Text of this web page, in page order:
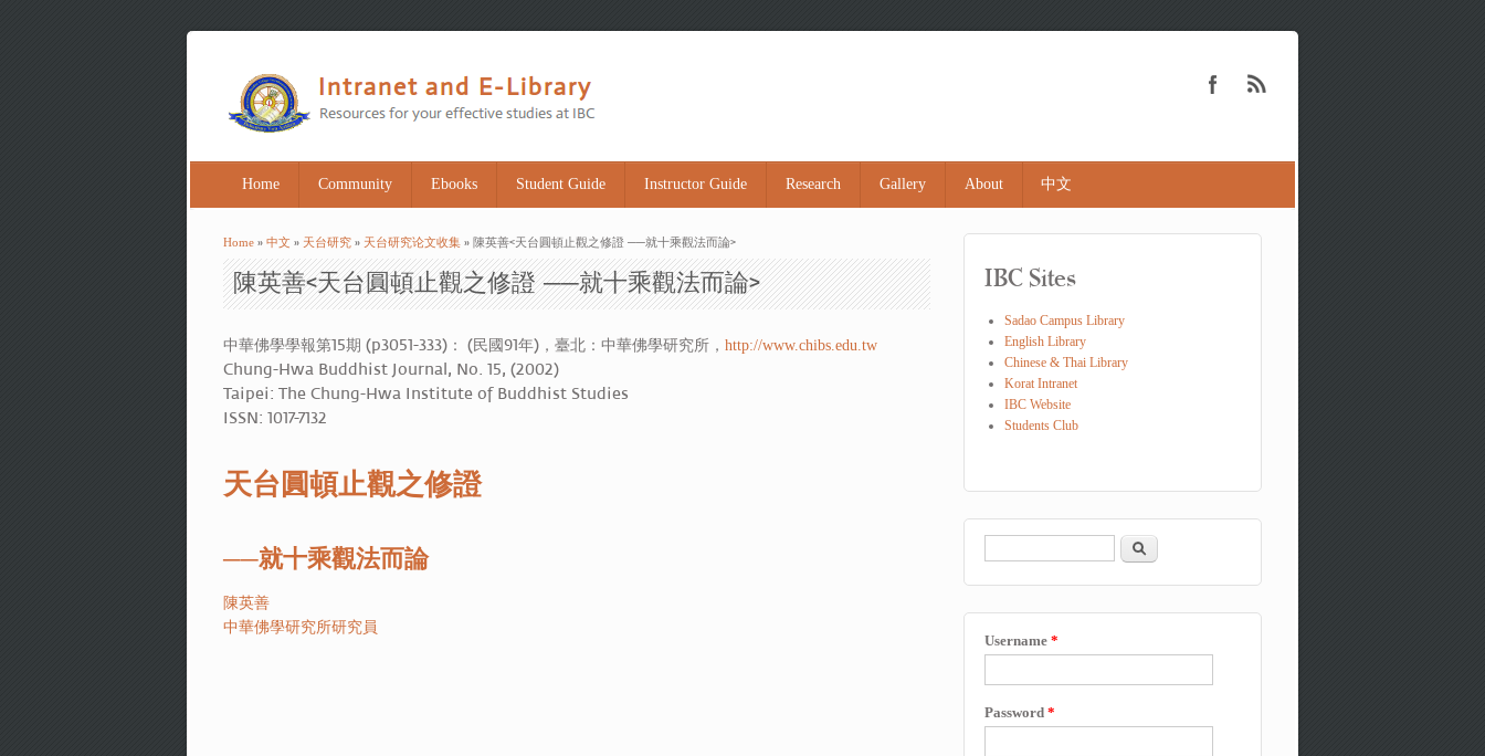
Home Community Ebooks Student Guide Instructor Guide Research Gallery About 中文
You are here
Home » 中文 » 天台研究 » 天台研究论文收集 » 陳英善<天台圓頓止觀之修證 ──就十乘觀法而論>
陳英善<天台圓頓止觀之修證 ──就十乘觀法而論>
中華佛學學報第15期 (p3051-333)： (民國91年)，臺北：中華佛學研究所， http://www.chibs.edu.tw
Chung-Hwa Buddhist Journal, No. 15, (2002)
Taipei: The Chung-Hwa Institute of Buddhist Studies
ISSN: 1017-7132
天台圓頓止觀之修證
──就十乘觀法而論
陳英善
中華佛學研究所研究員
IBC Sites
Sadao Campus Library
English Library
Chinese & Thai Library
Korat Intranet
IBC Website
Students Club
Search form
Search
Username *
Password *